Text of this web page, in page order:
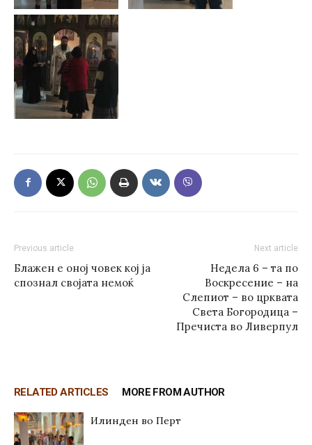
Previous article
Блажен е оној човек кој ја
спознал својата немоќ
Next article
Недела 6 – та по
Воскресение – на
Слепиот – во црквата
Света Богородица –
Пречиста во Ливерпул
RELATED ARTICLES MORE FROM AUTHOR
Илинден во Перт